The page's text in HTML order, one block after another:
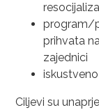
program/
prihvata
zajednici
Ciljevi su